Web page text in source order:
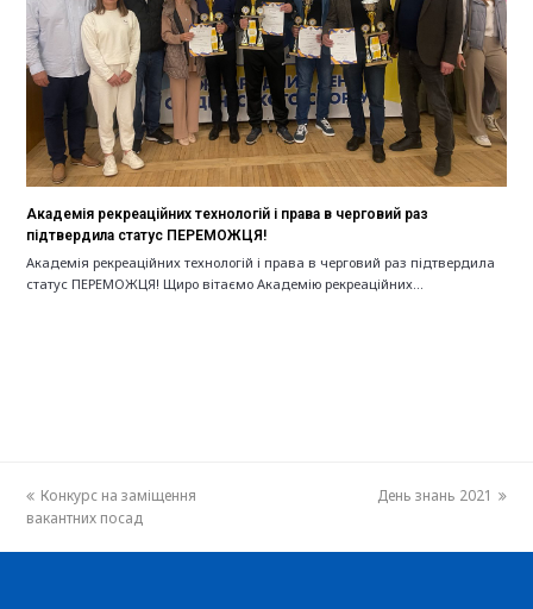
Академія рекреаційних технологій і права в черговий раз
підтвердила статус ПЕРЕМОЖЦЯ!
Академія рекреаційних технологій і права в черговий раз підтвердила
статус ПЕРЕМОЖЦЯ! Щиро вітаємо Академію рекреаційних…
previous
post:
Конкурс на заміщення
вакантних посад
next
День знань 2021